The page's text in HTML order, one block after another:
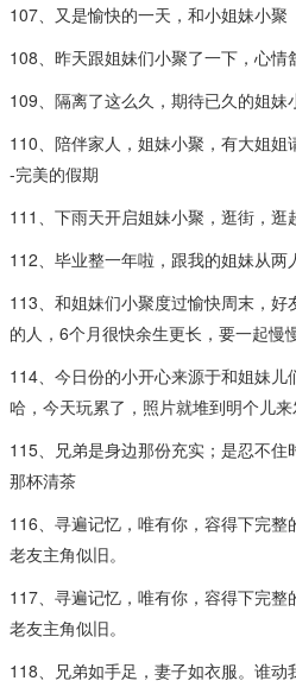
107、又是愉快的一天，和小姐妹小聚
108、昨天跟姐妹们小聚了一下，心情
109、隔离了这么久，期待已久的姐妹
110、陪伴家人，姐妹小聚，有大姐
-完美的假期
111、下雨天开启姐妹小聚，逛街，逛
112、毕业整一年啦，跟我的姐妹从两
113、和姐妹们小聚度过愉快周末，
的人，6个月很快余生更长，要一起慢
114、今日份的小开心来源于和姐妹
哈，今天玩累了，照片就堆到明个儿
115、兄弟是身边那份充实；是忍不
那杯清茶
116、寻遍记忆，唯有你，容得下完
老友主角似旧。
117、寻遍记忆，唯有你，容得下完
老友主角似旧。
118、兄弟如手足，妻子如衣服。谁